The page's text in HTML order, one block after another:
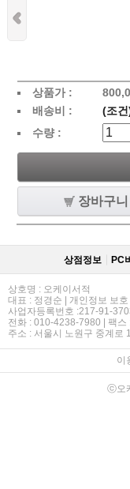
상품가 :
배송비 :
(조건
수량 :
장바구니
상점정보 PC
상호명 : 오케이서적
대표 : 정경순 | 개인정보 보
사업자등록번호 :217-91-
전화 : 010-4238-7980 | 팩스
주소 : 서울시 노원구 중계로
이
ⓒ오